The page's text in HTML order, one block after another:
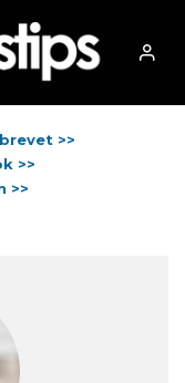
>>
>>
>>